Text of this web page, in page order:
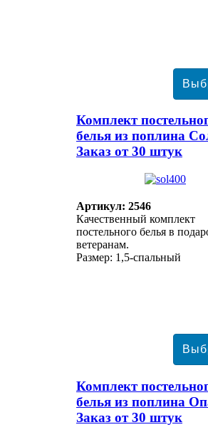
Комплект
белья из поплина
Заказ от 30 штук
Артикул: 2546
Качественный комплект
постельного белья в
ветеранам.
Размер: 1,5-спальный
Комплект
белья из поплина
Заказ от 30 штук